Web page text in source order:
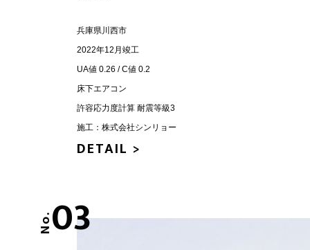
兵庫県川西市
2022年12月竣工
UA値 0.26 / C値 0.2
床下エアコン
許容応力度計算 耐震等級3
施工：株式会社シンリョー
DETAIL >
No.03